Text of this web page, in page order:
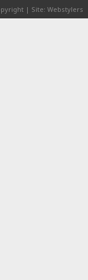
| Site: Webstylers